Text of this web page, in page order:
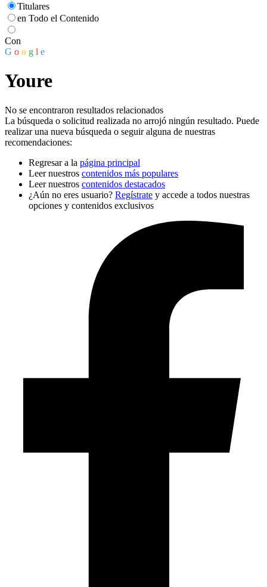
Titulares
en Todo el Contenido
Con
G o o g l e
Youre
No se encontraron resultados relacionados
La búsqueda o solicitud realizada no arrojó ningún resultado. Puede
realizar una nueva búsqueda o seguir alguna de nuestras
recomendaciones:
Regresar a la página principal
Leer nuestros contenidos más populares
Leer nuestros contenidos destacados
¿Aún no eres usuario? Regístrate y accede a todos nuestras
opciones y contenidos exclusivos